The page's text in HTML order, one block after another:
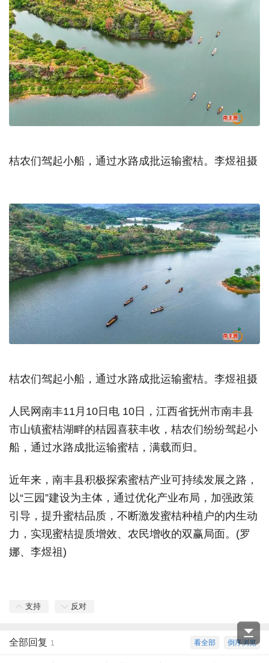
桔农们驾起小船，通过水路成批运输蜜桔。李煜祖摄
桔农们驾起小船，通过水路成批运输蜜桔。李煜祖摄
人民网南丰11月10日电 10日，江西省抚州市南丰县
市山镇蜜桔湖畔的桔园喜获丰收，桔农们纷纷驾起小
船，通过水路成批运输蜜桔，满载而归。
近年来，南丰县积极探索蜜桔产业可持续发展之路，
以“三园”建设为主体，通过优化产业布局，加强政策
引导，提升蜜桔品质，不断激发蜜桔种植户的内生动
力，实现蜜桔提质增效、农民增收的双赢局面。(罗
娜、李煜祖)
支持 反对
倒序浏览
看全部
全部回复 1